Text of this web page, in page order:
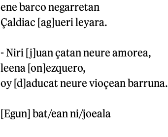
ene barco negarretan
Çaldiac [ag]ueri leyara.
- Niri [j]uan çatan neure amorea,
leena [on]ezquero,
oy [d]aducat neure vioçean barruna.
[Egun] bat/ean ni/joeala